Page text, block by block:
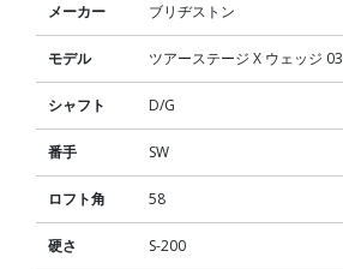
メーカー ブリヂストン
モデル ツアーステージ X ウェッジ 03
シャフト D/G
番手 SW
ロフト角 58
硬さ S-200